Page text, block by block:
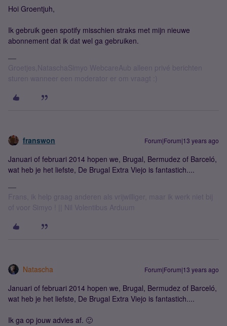
Hoi Groentjuh,
Ik gebruik geen spotify misschien straks met mijn nieuwe
abonnement dat ik dat wel ga gebruiken.
Groetjes,NataschaSimyo WebcareAub alleen privé berichten
sturen wanneer een moderator er om vraagt :)
franswon Forum|Forum|13 years ago
Januari of februari 2014 hopen we, Brugal, Bermudez of Barceló,
wat heb je het liefste, De Brugal Extra Viejo is fantastich....
Frans, ik help graag anderen als vrijwilliger, maar ik werk niet bij
of voor Simyo ! || Nil Volentibus Arduum
Natascha Forum|Forum|13 years ago
Januari of februari 2014 hopen we, Brugal, Bermudez of Barceló,
wat heb je het liefste, De Brugal Extra Viejo is fantastich....
Ik ga op jouw advies af. 🙂